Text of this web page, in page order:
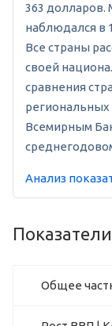
363
наблюдался в
Все страны
своей
сравнения
региональных
Всемирным
Анализ
Общее